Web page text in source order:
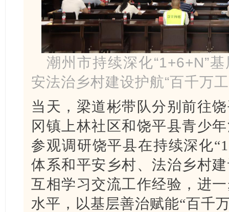
潮州市持续深化“1+6+N”
安法治乡村建设护航“百千万
当天，梁道彬带队分别前往
冈镇上林社区和饶平县青少
参观调研饶平县在持续深化
体系和平安乡村、法治乡村
互相学习交流工作经验，进
水平，以基层善治赋能“百千